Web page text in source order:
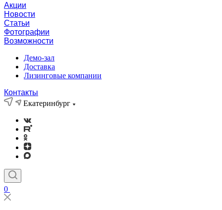
Акции
Новости
Статьи
Фотографии
Возможности
Демо-зал
Доставка
Лизинговые компании
Контакты
Екатеринбург
0